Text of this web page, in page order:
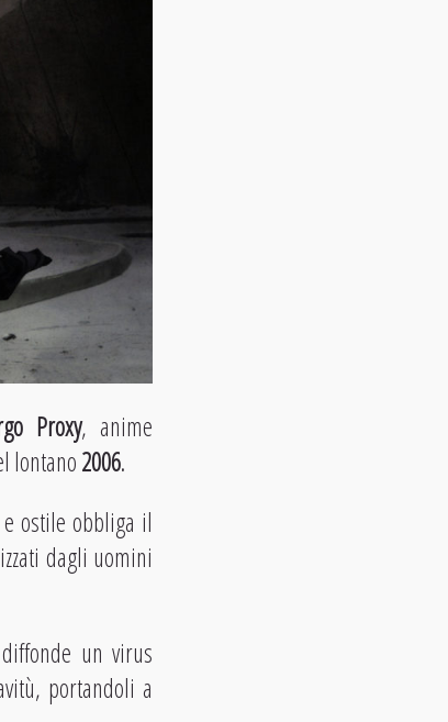
Proxy, anime
lontano2006.
ostile obbliga il
dagli uomini
un virus
portandoli a